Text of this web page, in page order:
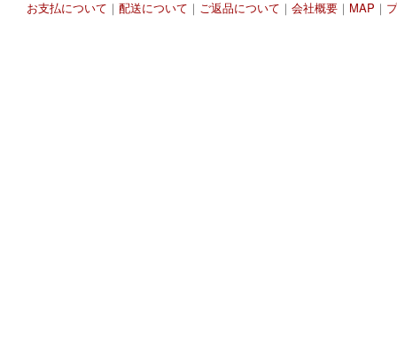
お支払について ｜ 配送について ｜ ご返品について ｜ 会社概要 ｜ MAP ｜